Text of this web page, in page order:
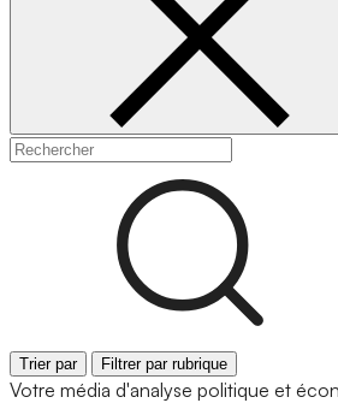
Trier par Filtrer par rubrique
Votre média d'analyse politique et